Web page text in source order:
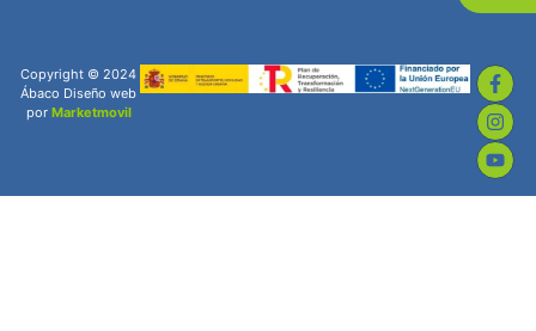
Copyright © 2024
Ábaco Diseño web
por Marketmovil